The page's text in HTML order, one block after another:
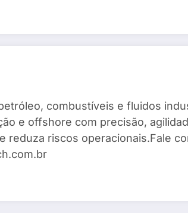
combustíveis e fluidos
e offshore com precisão,
reduza riscos operacionais.Fale